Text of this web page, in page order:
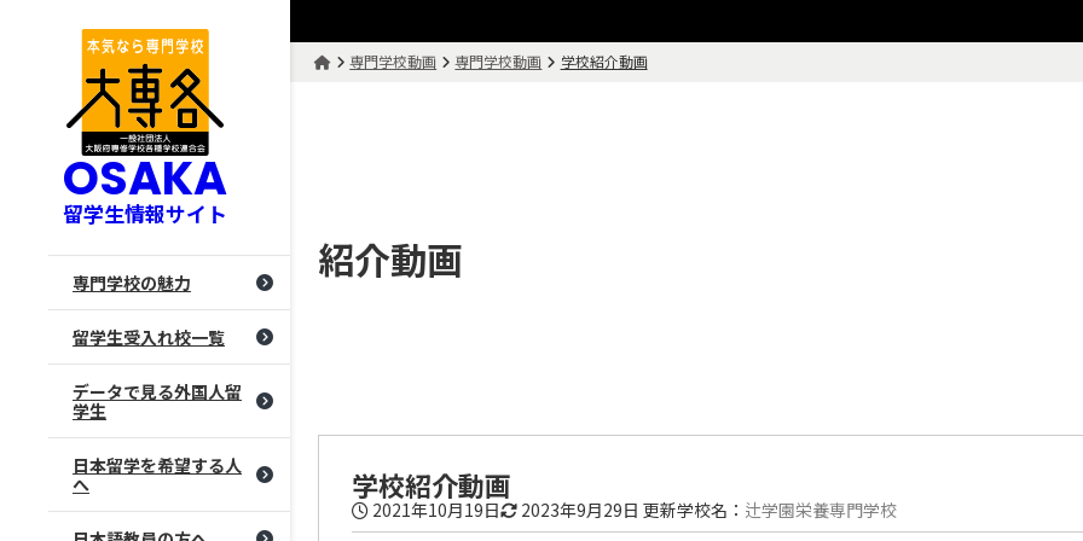
OSAKA
留学生情報サイト
専門学校の魅力
留学生受入れ校一覧
データで見る外国人留
学生
日本留学を希望する人
へ
専門学校動画 専門学校動画 学校紹介動画
紹介動画
学校紹介動画
2021年10月19日 2023年9月29日 更新学校名： 辻学園栄養専門学校